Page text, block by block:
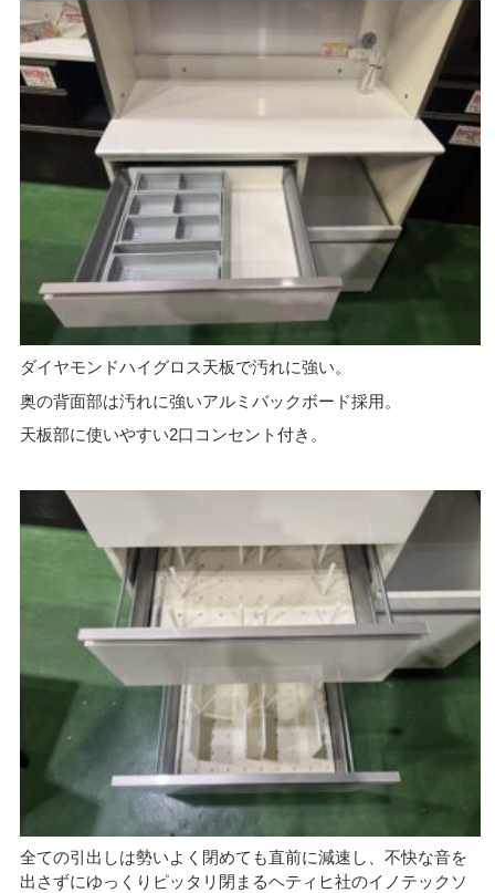
ダイヤモンドハイグロス天板で汚れに強い。
奥の背面部は汚れに強いアルミバックボード採用。
天板部に使いやすい2口コンセント付き。
全ての引出しは勢いよく閉めても直前に減速し、不快な音を
出さずにゆっくりピッタリ閉まるヘティヒ社のイノテックソ